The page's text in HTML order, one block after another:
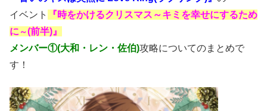
イベント
『時をかけるクリスマス～キミを幸せにするため
に ～(前半)』
メンバー①(大和・レン・佐伯)攻略についてのまとめで
す！